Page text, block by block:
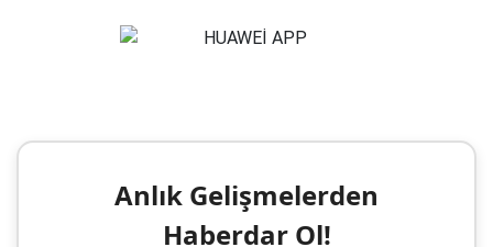
Anlık Gelişmelerden
Haberdar Ol!